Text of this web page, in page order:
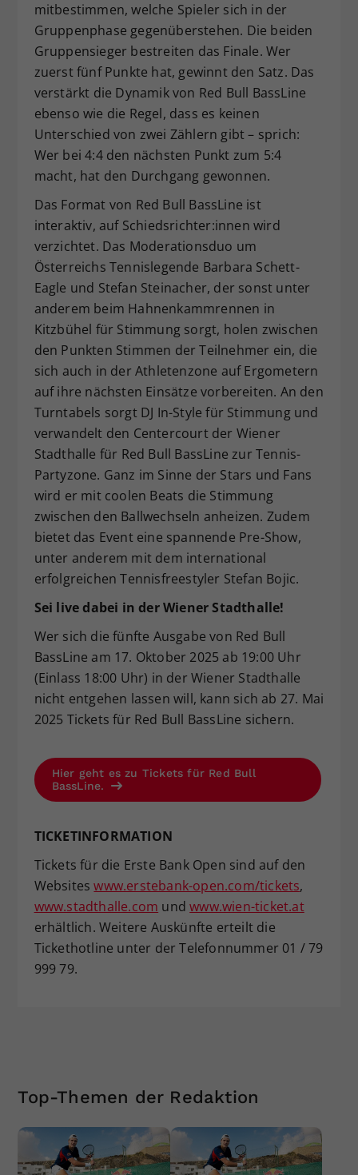
mitbestimmen, welche Spieler sich in der
Gruppenphase gegenüberstehen. Die beiden
Gruppensieger bestreiten das Finale. Wer
zuerst fünf Punkte hat, gewinnt den Satz. Das
verstärkt die Dynamik von Red Bull BassLine
ebenso wie die Regel, dass es keinen
Unterschied von zwei Zählern gibt – sprich:
Wer bei 4:4 den nächsten Punkt zum 5:4
macht, hat den Durchgang gewonnen.
Das Format von Red Bull BassLine ist
interaktiv, auf Schiedsrichter:innen wird
verzichtet. Das Moderationsduo um
Österreichs Tennislegende Barbara Schett-
Eagle und Stefan Steinacher, der sonst unter
anderem beim Hahnenkammrennen in
Kitzbühel für Stimmung sorgt, holen zwischen
den Punkten Stimmen der Teilnehmer ein, die
sich auch in der Athletenzone auf Ergometern
auf ihre nächsten Einsätze vorbereiten. An den
Turntabels sorgt DJ In-Style für Stimmung und
verwandelt den Centercourt der Wiener
Stadthalle für Red Bull BassLine zur Tennis-
Partyzone. Ganz im Sinne der Stars und Fans
wird er mit coolen Beats die Stimmung
zwischen den Ballwechseln anheizen. Zudem
bietet das Event eine spannende Pre-Show,
unter anderem mit dem international
erfolgreichen Tennisfreestyler Stefan Bojic.
Sei live dabei in der Wiener Stadthalle!
Wer sich die fünfte Ausgabe von Red Bull
BassLine am 17. Oktober 2025 ab 19:00 Uhr
(Einlass 18:00 Uhr) in der Wiener Stadthalle
nicht entgehen lassen will, kann sich ab 27. Mai
2025 Tickets für Red Bull BassLine sichern.
Hier geht es zu Tickets für Red Bull
BassLine.
TICKETINFORMATION
Tickets für die Erste Bank Open sind auf den
Websiteswww.erstebank-open.com/tickets,
www.stadthalle.com undwww.wien-ticket.at
erhältlich. Weitere Auskünfte erteilt die
Tickethotline unter der Telefonnummer 01 / 79
999 79.
Top-Themen der Redaktion